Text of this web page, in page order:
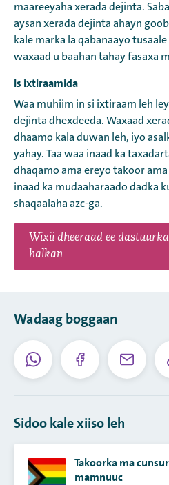
maareeyaha xerada dejinta.
aysan xerada dejinta ahayn
kale marka la qabanaayo
waxaad u baahan tahay fasaxa
Is ixtiraamida
Waa muhiim in si ixtiraam leh
dejinta dhexdeeda. Waxaad
dhaamo kala duwan leh, iyo
yahay. Taa waa inaad ka
dhaqamo ama ereyo takoor
inaad ka mudaaharaado dadka
shaqaalaha azc-ga.
Wixii dheeraad ee
halkan
Wadaag boggaan
WhatsappFacebookI-
Sidoo kale xiiso leh
Takoorka ma
mamnuuc